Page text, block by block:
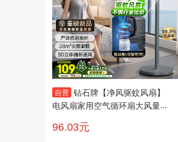
自营 钻石牌【净风驱蚊风扇】
电风扇家用空气循环扇大风量立
音电扇
96.03元